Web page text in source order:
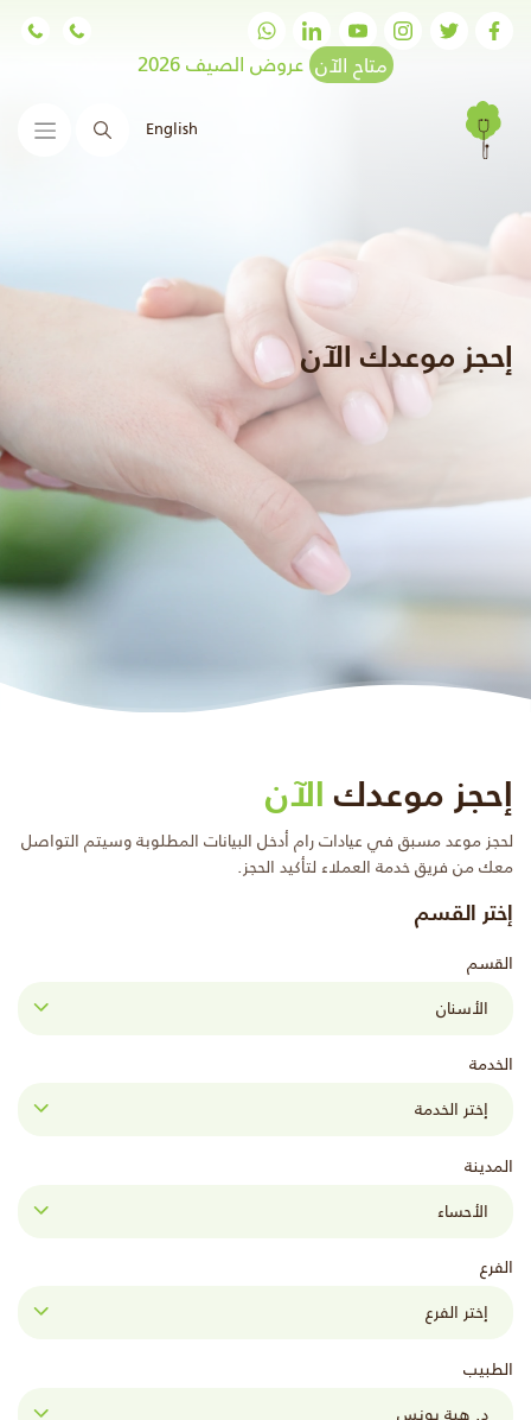
متاح الآن عروض الصيف 2026
English البحث
إحجز موعدك الآن
إحجز موعدكالآن
لحجز موعد مسبق في عيادات رام أدخل البيانات المطلوبة وسيتم التواصل
معك من فريق خدمة العملاء لتأكيد الحجز.
إختر القسم
القسم
الخدمة
المدينة
الفرع
الطبيب